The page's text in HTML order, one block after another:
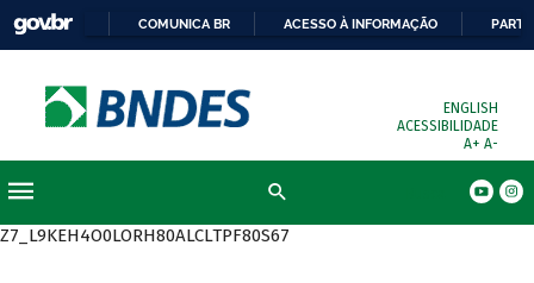
COMUNICA BR ACESSO À INFORMAÇÃO
ENGLISH
ACESSIBILIDADE
A+ A-
Z7_L9KEH4O0LORH80ALCLTPF80S67